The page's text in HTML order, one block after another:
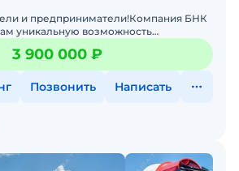
и предприниматели!Компания БНК
уникальную возможность
бетоносмесители с
350 MI
3 900 000 ₽
Позвонить Написать